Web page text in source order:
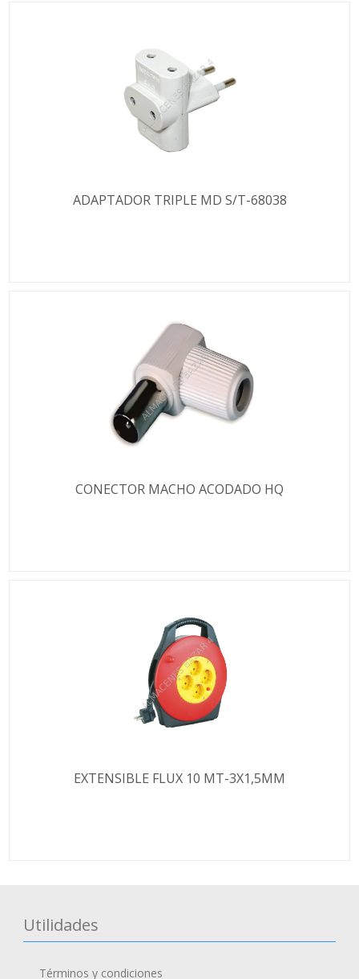
ADAPTADOR TRIPLE MD S/T-68038
CONECTOR MACHO ACODADO HQ
EXTENSIBLE FLUX 10 MT-3X1,5MM
Utilidades
Términos y condiciones